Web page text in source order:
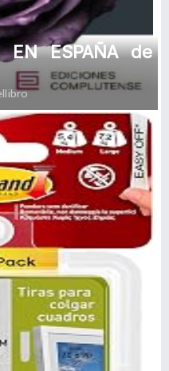
EN ESPAÑA de